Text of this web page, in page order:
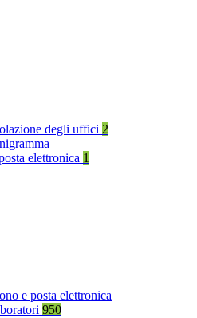
degli uffici 2
elettronica 1
e posta elettronica
950